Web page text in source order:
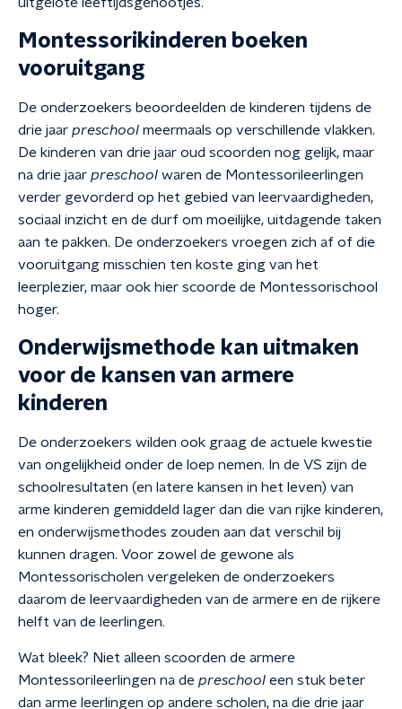
Montessorikinderen boeken
vooruitgang
De onderzoekers beoordeelden de kinderen tijdens de
drie jaar preschool meermaals op verschillende vlakken.
De kinderen van drie jaar oud scoorden nog gelijk, maar
na drie jaar preschool waren de Montessorileerlingen
verder gevorderd op het gebied van leervaardigheden,
sociaal inzicht en de durf om moeilijke, uitdagende taken
aan te pakken. De onderzoekers vroegen zich af of die
vooruitgang misschien ten koste ging van het
leerplezier, maar ook hier scoorde de Montessorischool
hoger.
Onderwijsmethode kan uitmaken
voor de kansen van armere
kinderen
De onderzoekers wilden ook graag de actuele kwestie
van ongelijkheid onder de loep nemen. In de VS zijn de
schoolresultaten (en latere kansen in het leven) van
arme kinderen gemiddeld lager dan die van rijke kinderen,
en onderwijsmethodes zouden aan dat verschil bij
kunnen dragen. Voor zowel de gewone als
Montessorischolen vergeleken de onderzoekers
daarom de leervaardigheden van de armere en de rijkere
helft van de leerlingen.
Wat bleek? Niet alleen scoorden de armere
Montessorileerlingen na de preschool een stuk beter
dan arme leerlingen op andere scholen, na die drie jaar